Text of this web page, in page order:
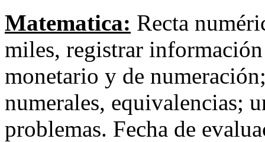
Matematica: Recta
miles, registrar
monetario y de
numerales, equivalencias;
problemas. Fecha de